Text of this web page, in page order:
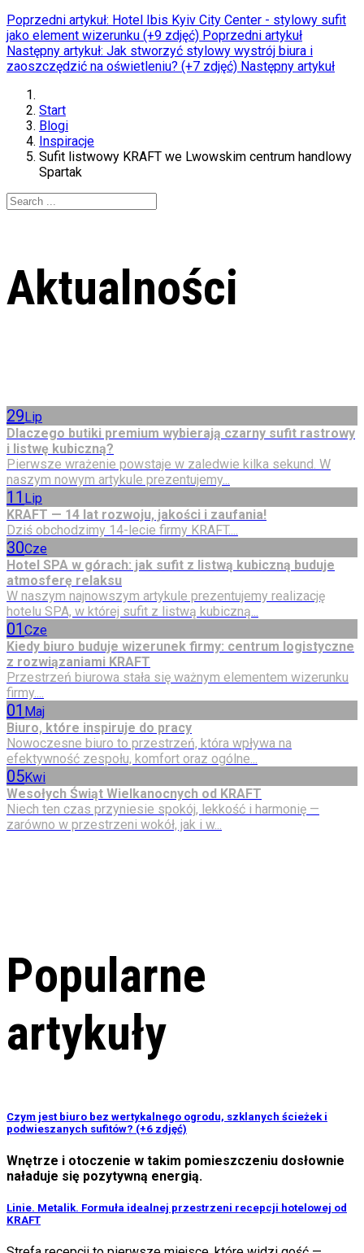
Poprzedni artykuł: Hotel Ibis Kyiv City Center - stylowy sufit
jako element wizerunku (+9 zdjęć) Poprzedni artykuł
Następny artykuł: Jak stworzyć stylowy wystrój biura i
zaoszczędzić na oświetleniu? (+7 zdjęć) Następny artykuł
Start
Blogi
Inspiracje
Sufit listwowy KRAFT we Lwowskim centrum handlowy
Spartak
Aktualności
29Lip
Dlaczego butiki premium wybierają czarny sufit rastrowy
i listwę kubiczną?
Pierwsze wrażenie powstaje w zaledwie kilka sekund. W
naszym nowym artykule prezentujemy...
11 Lip
KRAFT — 14 lat rozwoju, jakości i zaufania!
Dziś obchodzimy 14-lecie firmy KRAFT....
30Cze
Hotel SPA w górach: jak sufit z listwą kubiczną buduje
atmosferę relaksu
W naszym najnowszym artykule prezentujemy realizację
hotelu SPA, w której sufit z listwą kubiczną...
01 Cze
Kiedy biuro buduje wizerunek firmy: centrum logistyczne
z rozwiązaniami KRAFT
Przestrzeń biurowa stała się ważnym elementem wizerunku
firmy....
01 Maj
Biuro, które inspiruje do pracy
Nowoczesne biuro to przestrzeń, która wpływa na
efektywność zespołu, komfort oraz ogólne...
05Kwi
Wesołych Świąt Wielkanocnych od KRAFT
Niech ten czas przyniesie spokój, lekkość i harmonię —
zarówno w przestrzeni wokół, jak i w...
Popularne
artykuły
Czym jest biuro bez wertykalnego ogrodu, szklanych ścieżek i
podwieszanych sufitów? (+6 zdjęć)
Wnętrze i otoczenie w takim pomieszczeniu dosłownie
naładuje się pozytywną energią.
Linie. Metalik. Formuła idealnej przestrzeni recepcji hotelowej od
KRAFT